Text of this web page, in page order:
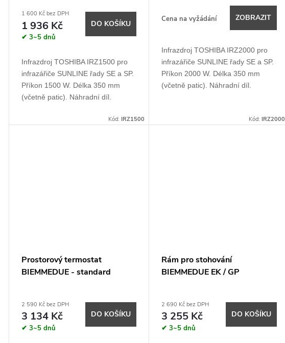
1 600 Kč bez DPH
1 936 Kč
✔ 3~5 dnů
DO KOŠÍKU
Infrazdroj TOSHIBA IRZ1500 pro
infrazářiče SUNLINE řady SE a SP.
Příkon 1500 W. Délka 350 mm
(včetně patic). Náhradní díl.
Kód:IRZ1500
Cena na vyžádání ZOBRAZIT
Infrazdroj TOSHIBA IRZ2000 pro
infrazářiče SUNLINE řady SE a SP.
Příkon 2000 W. Délka 350 mm
(včetně patic). Náhradní díl.
Kód: IRZ2000
Prostorový termostat
BIEMMEDUE - standard
2 590 Kč bez DPH
3 134 Kč
✔ 3~5 dnů
DO KOŠÍKU
Rám pro stohování
BIEMMEDUE EK / GP
2 690 Kč bez DPH
3 255 Kč
✔ 3~5 dnů
DO KOŠÍKU